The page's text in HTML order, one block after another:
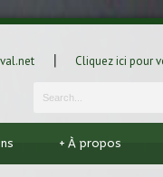
| Cliquez ici pour
À propos
+